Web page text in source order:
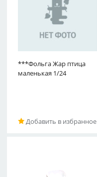
***Фольга Жар птица
маленькая 1/24
Добавить в избранное